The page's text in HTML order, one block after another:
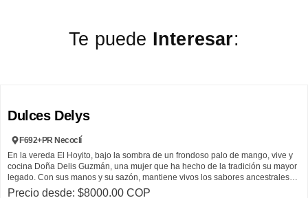
mientras dedican tiempo a su bienestar.
Te puede Interesar:
Dulces Delys
F692+PR Necoclí
En la vereda El Hoyito, bajo la sombra de un frondoso palo de mango, vive y
cocina Doña Delis Guzmán, una mujer que ha hecho de la tradición su mayor
legado. Con sus manos y su sazón, mantiene vivos los sabores ancestrales
de su familia, elaborando comidas típicas del Caribe y los famosos Dulces
Precio desde: $8000.00 COP